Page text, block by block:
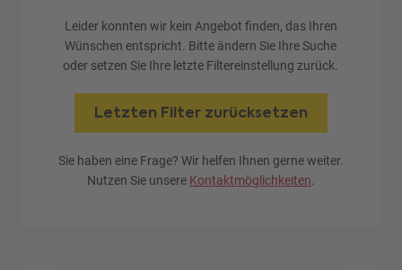
Leider konnten wir kein Angebot finden, das Ihren
Wünschen entspricht. Bitte ändern Sie Ihre Suche
oder setzen Sie Ihre letzte Filtereinstellung zurück.
Letzten Filter zurücksetzen
Sie haben eine Frage? Wir helfen Ihnen gerne weiter.
Nutzen Sie unsere Kontaktmöglichkeiten.